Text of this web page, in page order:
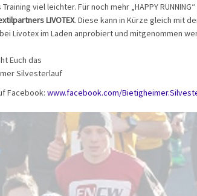
viel leichter. Für noch mehr „HAPPY
LIVOTEX. Diese kann in Kürze gleich mit
Livotex im Laden anprobiert und mitgenommen
Euch das
Silvesterlauf
Facebook:www.facebook.com/